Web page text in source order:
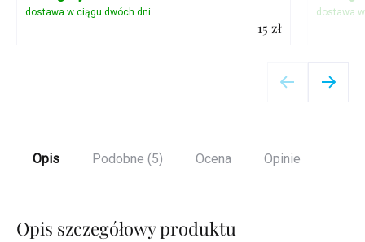
15 zł
Opis Podobne (5) Ocena Opinie
Opis szczegółowy produktu